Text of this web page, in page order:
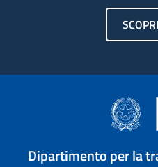
Dipartimento per la